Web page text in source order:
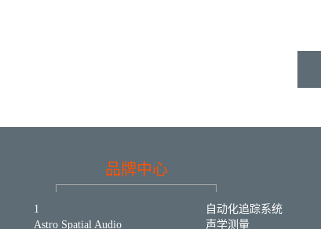
品牌中心
1
Astro Spatial Audio
自动化追踪系统
声学测量